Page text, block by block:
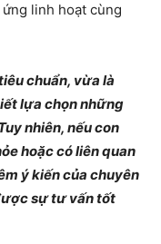
linh hoạt cùng
chuẩn, vừa là
lựa chọn những
nhiên, nếu con
hoặc có liên quan
ý kiến của chuyên
sự tư vấn tốt